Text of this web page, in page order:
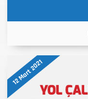
12 Mart 2021